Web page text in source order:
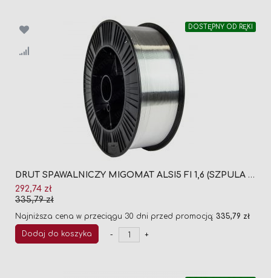
DOSTĘPNY OD RĘKI
DRUT SPAWALNICZY MIGOMAT ALSI5 FI 1,6 (SZPULA 7KG)
Cena
promocyjna
292,74 zł
335,79 zł
Najniższa cena w przeciągu 30 dni przed promocją: 335,79 zł
Dodaj do koszyka - +